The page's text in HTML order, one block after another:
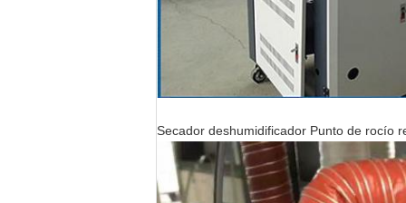
Secador deshumidificador Punto de rocío